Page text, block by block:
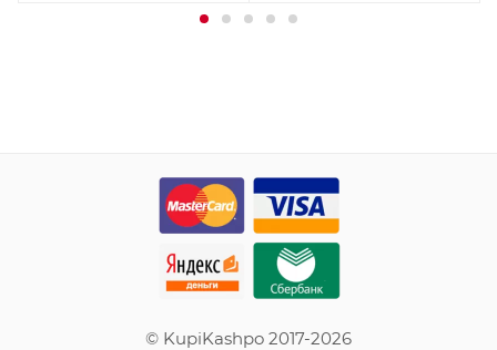
© KupiKashpo 2017-2026